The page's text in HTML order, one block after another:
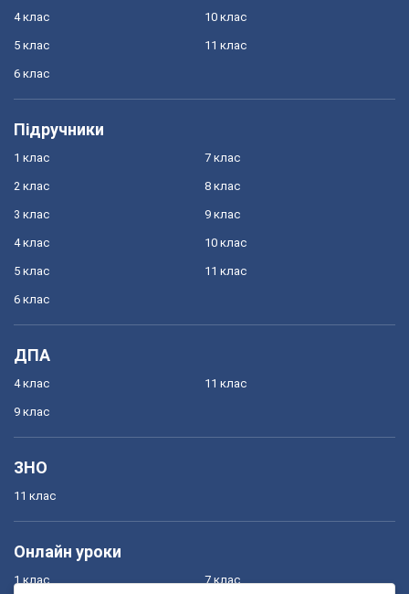
4 клас
5 клас
6 клас
10 клас
11 клас
Підручники
1 клас
2 клас
3 клас
4 клас
5 клас
6 клас
7 клас
8 клас
9 клас
10 клас
11 клас
ДПА
4 клас
9 клас
11 клас
ЗНО
11 клас
Онлайн уроки
1 клас 7 клас